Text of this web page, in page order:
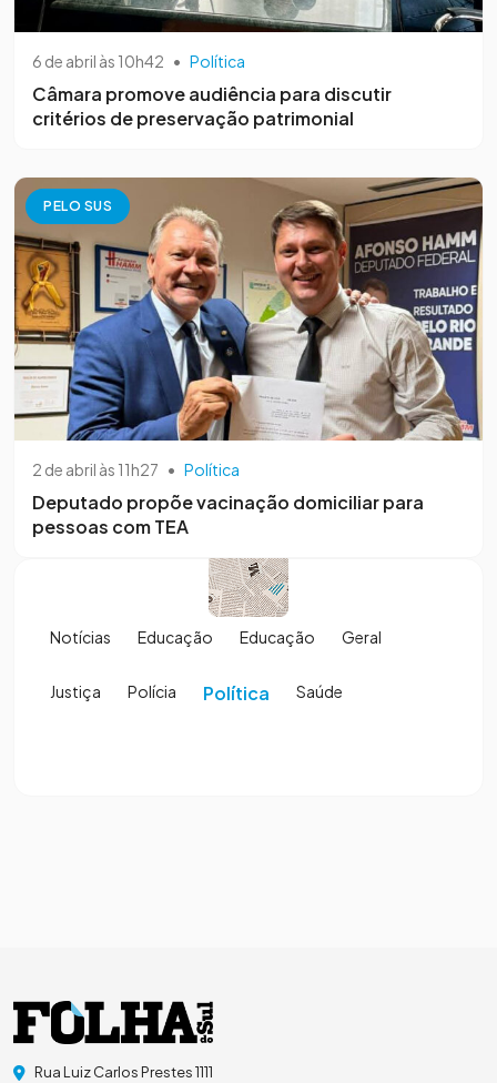
6 de abril às 10h42 • Política
Câmara promove audiência para discutir
critérios de preservação patrimonial
PELO SUS
2 de abril às 11h27 • Política
Deputado propõe vacinação domiciliar para
pessoas com TEA
Notícias Educação Educação Geral
Justiça Polícia Política Saúde
Rua Luiz Carlos Prestes 1111